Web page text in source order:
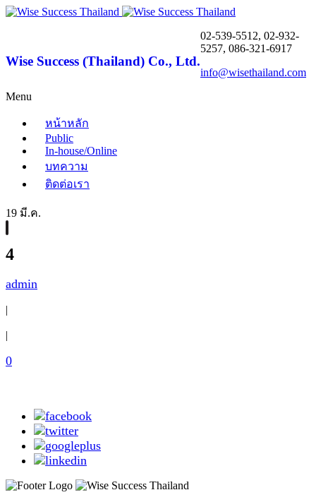
Wise Success (Thailand) Co., Ltd.
02-539-5512, 02-932-
5257, 086-321-6917
info@wisethailand.com
Menu
หน้าหลัก
Public
In-house/Online
บทความ
ติดต่อเรา
19 มี.ค.
4
admin
|
|
0